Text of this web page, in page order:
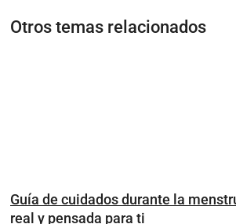
Otros temas relacionados
Guía de cuidados durante la
real y pensada para ti